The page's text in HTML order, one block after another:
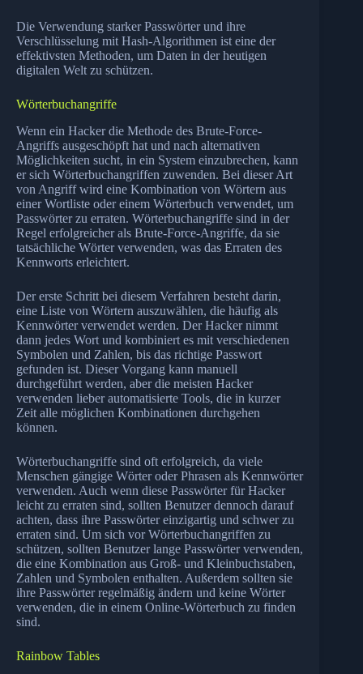
Die Verwendung starker Passwörter und ihre
Verschlüsselung mit Hash-Algorithmen ist eine der
effektivsten Methoden, um Daten in der heutigen
digitalen Welt zu schützen.
Wörterbuchangriffe
Wenn ein Hacker die Methode des Brute-Force-
Angriffs ausgeschöpft hat und nach alternativen
Möglichkeiten sucht, in ein System einzubrechen, kann
er sich Wörterbuchangriffen zuwenden. Bei dieser Art
von Angriff wird eine Kombination von Wörtern aus
einer Wortliste oder einem Wörterbuch verwendet, um
Passwörter zu erraten. Wörterbuchangriffe sind in der
Regel erfolgreicher als Brute-Force-Angriffe, da sie
tatsächliche Wörter verwenden, was das Erraten des
Kennworts erleichtert.
Der erste Schritt bei diesem Verfahren besteht darin,
eine Liste von Wörtern auszuwählen, die häufig als
Kennwörter verwendet werden. Der Hacker nimmt
dann jedes Wort und kombiniert es mit verschiedenen
Symbolen und Zahlen, bis das richtige Passwort
gefunden ist. Dieser Vorgang kann manuell
durchgeführt werden, aber die meisten Hacker
verwenden lieber automatisierte Tools, die in kurzer
Zeit alle möglichen Kombinationen durchgehen
können.
Wörterbuchangriffe sind oft erfolgreich, da viele
Menschen gängige Wörter oder Phrasen als Kennwörter
verwenden. Auch wenn diese Passwörter für Hacker
leicht zu erraten sind, sollten Benutzer dennoch darauf
achten, dass ihre Passwörter einzigartig und schwer zu
erraten sind. Um sich vor Wörterbuchangriffen zu
schützen, sollten Benutzer lange Passwörter verwenden,
die eine Kombination aus Groß- und Kleinbuchstaben,
Zahlen und Symbolen enthalten. Außerdem sollten sie
ihre Passwörter regelmäßig ändern und keine Wörter
verwenden, die in einem Online-Wörterbuch zu finden
sind.
Rainbow Tables